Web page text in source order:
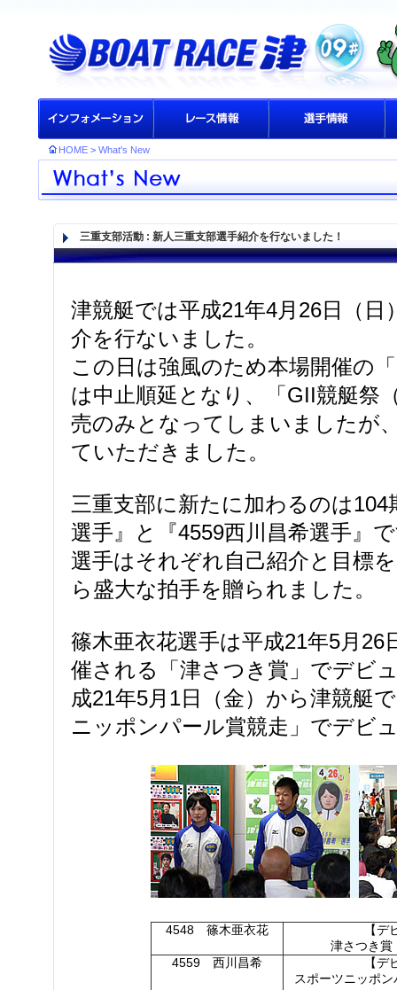
HOME > What's New
三重支部活動: 新人三重支部選手紹介を行ないました！
津競艇では平成21年4月26日（日
介を行ないました。
この日は強風のため本場開催の
は中止順延となり、「GII競艇祭
売のみとなってしまいましたが
ていただきました。
三重支部に新たに加わるのは104
選手』と『4559西川昌希選手』
選手はそれぞれ自己紹介と目標
ら盛大な拍手を贈られました。
篠木亜衣花選手は平成21年5月26
催される「津さつき賞」でデビ
成21年5月1日（金）から津競艇
ニッポンパール賞競走」でデビ
4548 篠木亜衣花
【デ
津さつき賞
4559 西川昌希
【デ
スポーツニッポ